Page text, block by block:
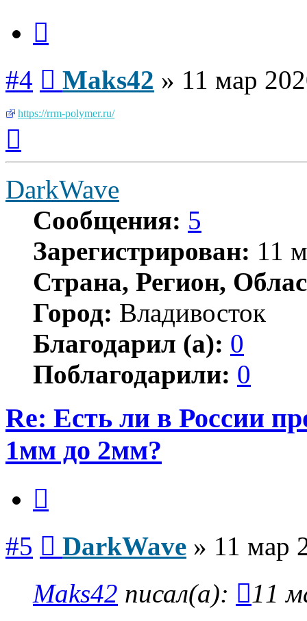
#4 Maks42 » 11 мар
https://rrm-polymer.ru/
началу
DarkWave
Сообщения: 5
Зарегистрирован: 11
Страна, Регион,
Город: Владивосток
Благодарил (а): 0
Поблагодарили: 0
Re: Есть ли в России
1мм до 2мм?
#5 DarkWave » 11 мар
Maks42 писал(а):
11